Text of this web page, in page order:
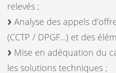
relevés ;
Analyse des appels
(CCTP / DPGF...) et des
Mise en adéquation du
les solutions techniques ;